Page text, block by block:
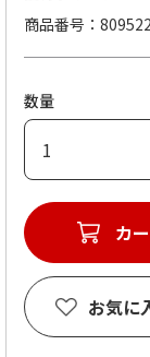
商品番号
数量
カ
お気に